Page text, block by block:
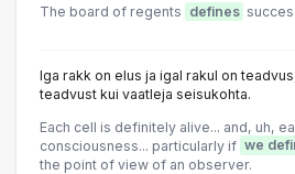
The board of regents defines
Iga rakk on elus ja igal rakul on
teadvust kui vaatleja seisukohta.
Each cell is definitely alive... and, uh,
consciousness... particularly if we
the point of view of an observer.